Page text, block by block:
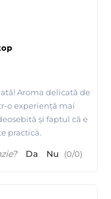
Aroma delicată de
o experiență mai
și faptul că e
practică.
Da Nu (0/0)